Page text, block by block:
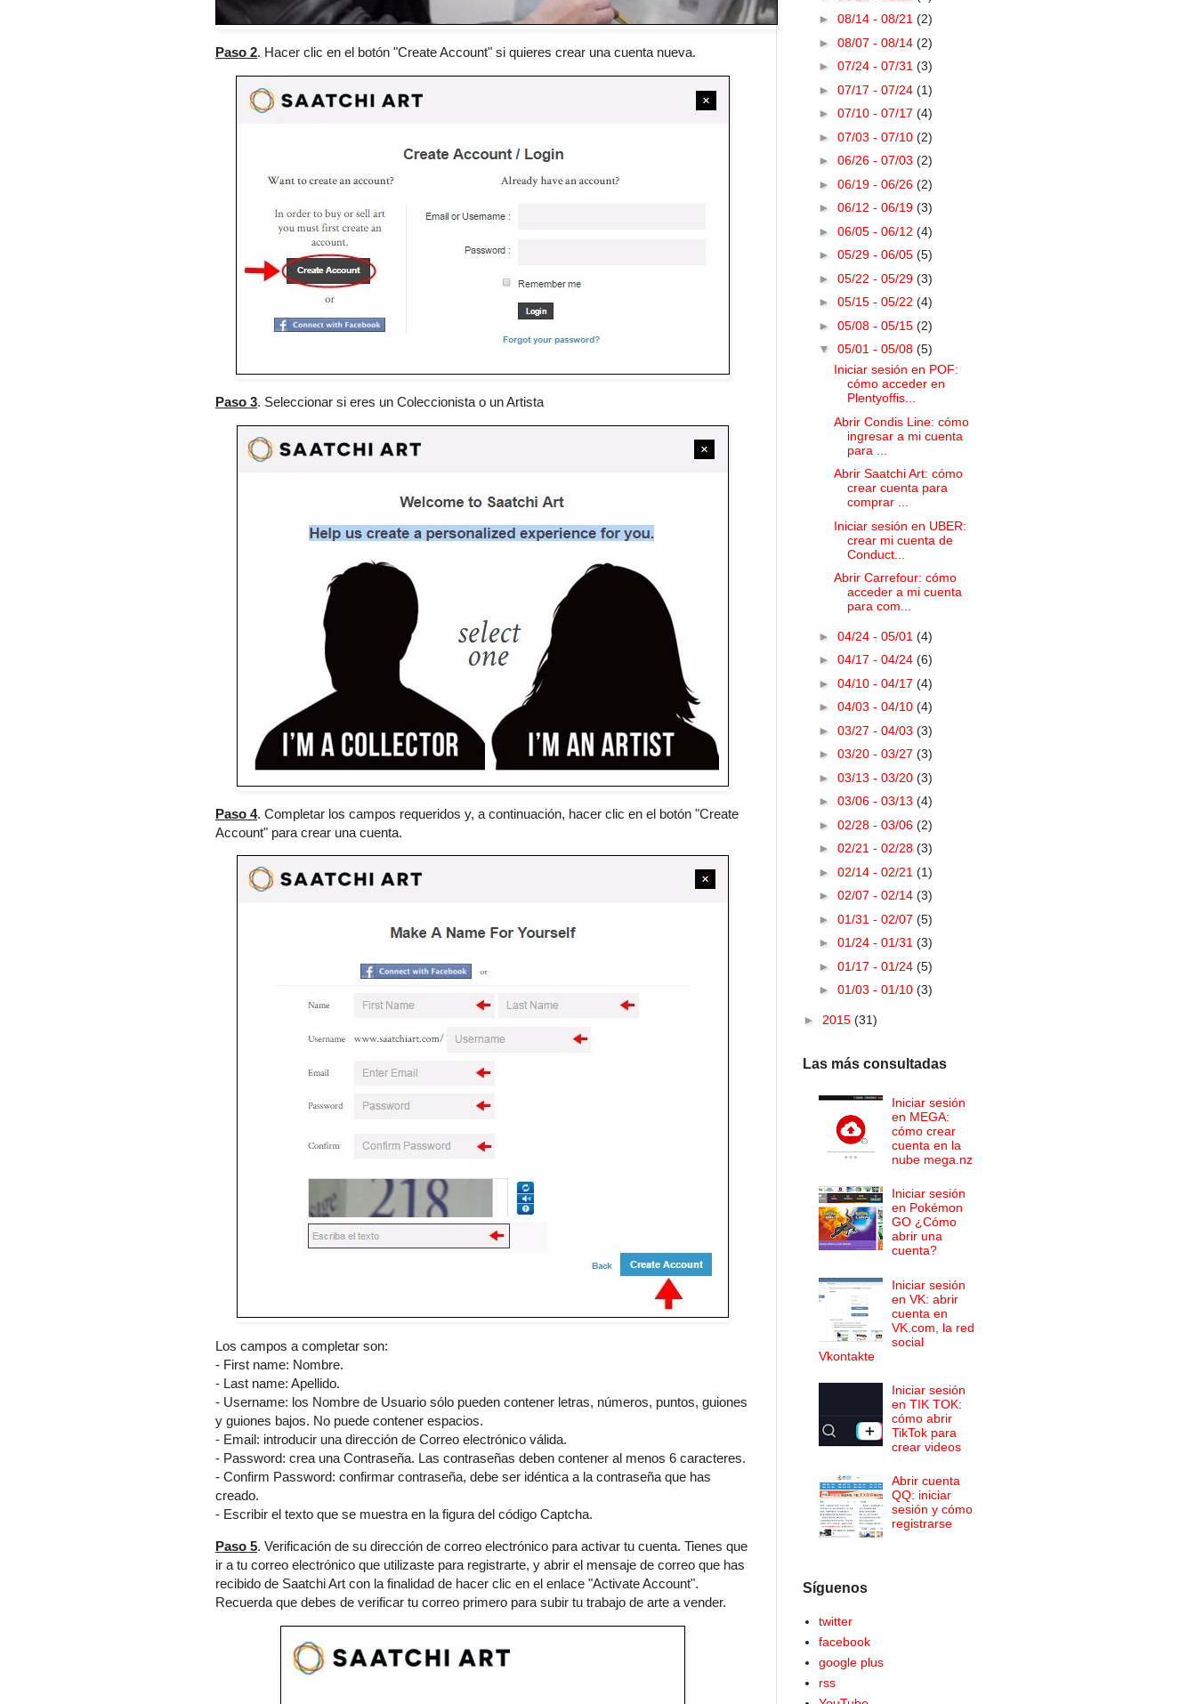
Paso 2. Hacer clic en el botón "Create Account" si quieres crear una cuenta nueva.
Paso 3. Seleccionar si eres un Coleccionista o un Artista
Paso 4. Completar los campos requeridos y, a continuación, hacer clic en el botón "Create
Account" para crear una cuenta.
Los campos a completar son:
- First name: Nombre.
- Last name: Apellido.
- Username: los Nombre de Usuario sólo pueden contener letras, números, puntos, guiones
y guiones bajos. No puede contener espacios.
- Email: introducir una dirección de Correo electrónico válida.
- Password: crea una Contraseña. Las contraseñas deben contener al menos 6 caracteres.
- Confirm Password: confirmar contraseña, debe ser idéntica a la contraseña que has
creado.
- Escribir el texto que se muestra en la figura del código Captcha.
Paso 5. Verificación de su dirección de correo electrónico para activar tu cuenta. Tienes que
ir a tu correo electrónico que utilizaste para registrarte, y abrir el mensaje de correo que has
recibido de Saatchi Art con la finalidad de hacer clic en el enlace "Activate Account".
Recuerda que debes de verificar tu correo primero para subir tu trabajo de arte a vender.
► 08/14 - 08/21 (2)
► 08/07 - 08/14 (2)
► 07/24 - 07/31 (3)
► 07/17 - 07/24 (1)
► 07/10 - 07/17 (4)
► 07/03 - 07/10 (2)
► 06/26 - 07/03 (2)
► 06/19 - 06/26 (2)
► 06/12 - 06/19 (3)
► 06/05 - 06/12 (4)
► 05/29 - 06/05 (5)
► 05/22 - 05/29 (3)
► 05/15 - 05/22 (4)
► 05/08 - 05/15 (2)
▼ 05/01 - 05/08 (5)
Iniciar sesión en POF:
cómo acceder en
Plentyoffis...
Abrir Condis Line: cómo
ingresar a mi cuenta
para ...
Abrir Saatchi Art: cómo
crear cuenta para
comprar ...
Iniciar sesión en UBER:
crear mi cuenta de
Conduct...
Abrir Carrefour: cómo
acceder a mi cuenta
para com...
► 04/24 - 05/01 (4)
► 04/17 - 04/24 (6)
► 04/10 - 04/17 (4)
► 04/03 - 04/10 (4)
► 03/27 - 04/03 (3)
► 03/20 - 03/27 (3)
► 03/13 - 03/20 (3)
► 03/06 - 03/13 (4)
► 02/28 - 03/06 (2)
► 02/21 - 02/28 (3)
► 02/14 - 02/21 (1)
► 02/07 - 02/14 (3)
► 01/31 - 02/07 (5)
► 01/24 - 01/31 (3)
► 01/17 - 01/24 (5)
► 01/03 - 01/10 (3)
► 2015 (31)
Las más consultadas
Iniciar sesión
en MEGA:
cómo crear
cuenta en la
nube mega.nz
Iniciar sesión
en Pokémon
GO ¿Cómo
abrir una
cuenta?
Iniciar sesión
en VK: abrir
cuenta en
VK.com, la red
social
Vkontakte
Iniciar sesión
en TIK TOK:
cómo abrir
TikTok para
crear videos
Abrir cuenta
QQ: iniciar
sesión y cómo
registrarse
Síguenos
twitter
facebook
google plus
rss